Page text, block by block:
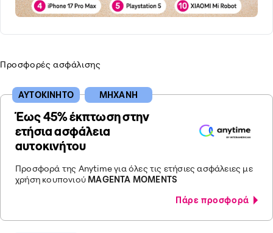
Προσφορές ασφάλισης
Έως 45% έκπτωση στην
ετήσια ασφάλεια
αυτοκινήτου
Προσφορά της Anytime για όλες τις ετήσιες ασφάλειες με
χρήση κουπονιού MAGENTA MOMENTS
Πάρε προσφορά
ΑΥΤΟΚΙΝΗΤΟ ΜΗΧΑΝΗ